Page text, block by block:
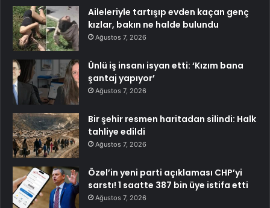
Aileleriyle tartışıp evden kaçan genç
kızlar, bakın ne halde bulundu
Ağustos 7, 2026
Ünlü iş insanı isyan etti: ‘Kızım bana
şantaj yapıyor’
Ağustos 7, 2026
Bir şehir resmen haritadan silindi: Halk
tahliye edildi
Ağustos 7, 2026
Özel’in yeni parti açıklaması CHP’yi
sarstı! 1 saatte 387 bin üye istifa etti
Ağustos 7, 2026